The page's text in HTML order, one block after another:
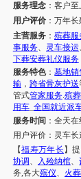
服务理念：客户至
用户评价： 万年长
主营服务：殡葬服
事服务、 灵车接运
下葬安葬礼仪服务
服务特色：墓地销
输， 跨省骨灰护送
管式管家服务.殡
用车_ 全国就近派
服务时间 ：全天在
用户评价： 灵车长
【福寿万年长 】
协调 、 入殓纳棺、
务,各大殡仪、 火